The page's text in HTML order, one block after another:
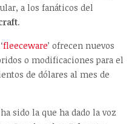
a los fanáticos del
.
fleeceware’ ofrecen nuevos
o modificaciones para el
de dólares al mes de
ha sido la que ha dado la voz